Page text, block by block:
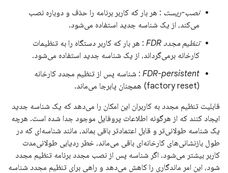
نصب-ریست : هر بار که کاربر برنامه را حذف و دوباره نصب
می‌کند، از یک شناسه جدید استفاده می‌شود.
تنظیم مجدد FDR
: هر بار که کاربر دستگاه را به تنظیمات
کارخانه برمی‌گرداند، از یک شناسه جدید استفاده می‌شود.
FDR-persistent : شناسه پس از تنظیم مجدد کارخانه
(factory reset) همچنان پابرجا می‌ماند.
قابلیت تنظیم مجدد به کاربران این امکان را می‌دهد که یک شناسه جدید
ایجاد کنند که از هرگونه اطلاعات پروفایل موجود جدا شده است. هرچه
یک شناسه طولانی‌تر و قابل اعتمادتر باقی بماند، مانند شناسه‌ای که در
طول بازنشانی‌های کارخانه‌ای باقی می‌ماند، خطر ردیابی طولانی‌مدت
کاربر بیشتر می‌شود. اگر شناسه پس از نصب مجدد برنامه تنظیم مجدد
شود، این امر ماندگاری را کاهش می‌دهد و راهی برای تنظیم مجدد شناسه